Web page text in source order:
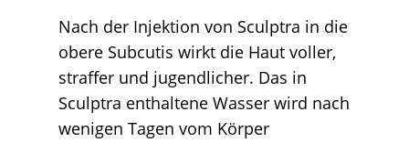
Nach der Injektion von Sculptra in die
obere Subcutis wirkt die Haut voller,
straffer und jugendlicher. Das in
Sculptra enthaltene Wasser wird nach
wenigen Tagen vom Körper